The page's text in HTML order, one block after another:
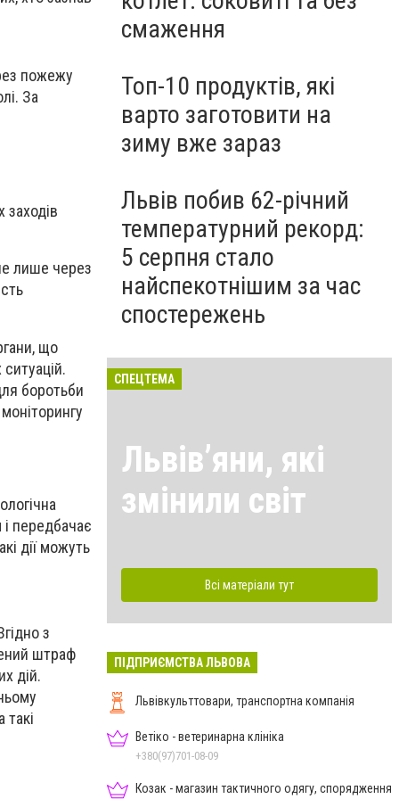
пожежу
За
лише через
що
боротьби
передбачає
дії можуть
з
штраф
дій.
смаження
Топ-10 продуктів, які
варто заготовити на
зиму вже зараз
Львів побив 62-річний
температурний рекорд:
5 серпня стало
найспекотнішим за час
спостережень
СПЕЦТЕМА
Львівʼяни, які
змінили світ
Всі матеріали тут
ПІДПРИЄМСТВА ЛЬВОВА
Львівкульттовари, транспортна компанія
Ветіко - ветеринарна клініка
+380(97)701-08-09
Козак - магазин тактичного одягу, спорядження